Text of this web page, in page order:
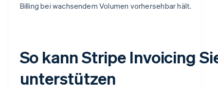
Billing bei wachsendem Volumen vorhersehbar hält.
So kann Stripe Invoicing
unterstützen